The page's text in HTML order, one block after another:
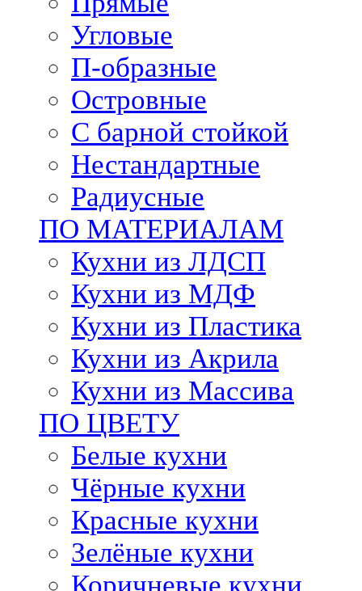
Угловые
П-образные
Островные
С барной стойкой
Нестандартные
Радиусные
ПО МАТЕРИАЛАМ
Кухни из ЛДСП
Кухни из МДФ
Кухни из Пластика
Кухни из Акрила
Кухни из Массива
ПО ЦВЕТУ
Белые кухни
Чёрные кухни
Красные кухни
Зелёные кухни